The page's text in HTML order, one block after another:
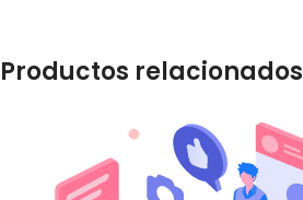
Productos relacionados